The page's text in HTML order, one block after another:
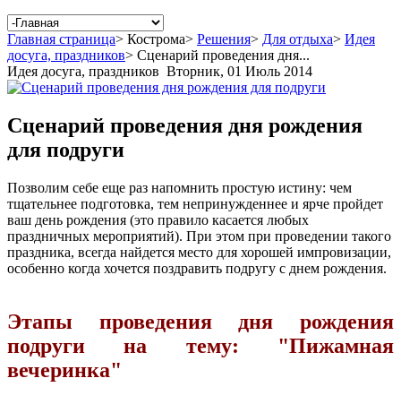
Главная страница> Кострома> Решения> Для отдыха> Идея
досуга, праздников> Сценарий проведения дня...
Идея досуга, праздников Вторник, 01 Июль 2014
Сценарий проведения дня рождения
для подруги
Позволим себе еще раз напомнить простую истину: чем
тщательнее подготовка, тем непринужденнее и ярче пройдет
ваш день рождения (это правило касается любых
праздничных мероприятий). При этом при проведении такого
праздника, всегда найдется место для хорошей импровизации,
особенно когда хочется поздравить подругу с днем рождения.
Этапы проведения дня рождения
подруги на тему: "Пижамная
вечеринка"